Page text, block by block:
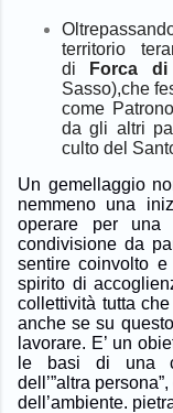
O
territorio
di
Forca di
Sasso),che
come
da gli altri
culto del
Un gemellaggio
nemmeno una
operare per
condivisione da
sentire coinvolto
spirito di
collettività tutta
anche se su
lavorare. E’ un
le basi di una
dell’”altra
dell’ambiente.